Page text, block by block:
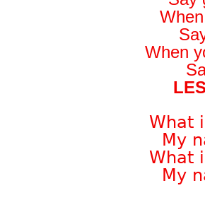
When
What
My
What
My